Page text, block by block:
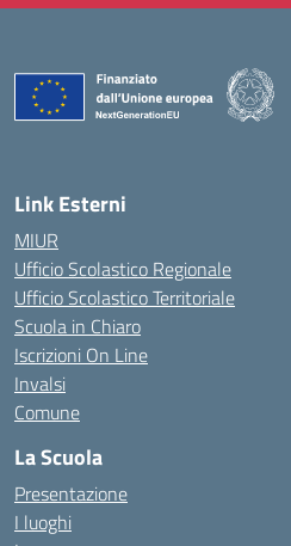
Link Esterni
MIUR
Ufficio Scolastico Regionale
Ufficio Scolastico Territoriale
Scuola in Chiaro
Iscrizioni On Line
Invalsi
Comune
La Scuola
Presentazione
I luoghi